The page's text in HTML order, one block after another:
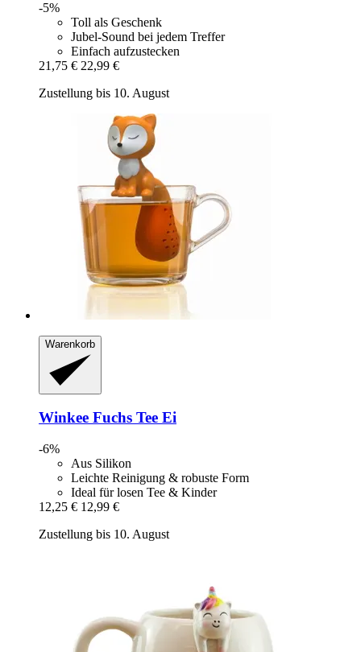
-5%
Toll als Geschenk
Jubel-Sound bei jedem Treffer
Einfach aufzustecken
21,75 € 22,99 €
Zustellung bis 10. August
Warenkorb
Winkee Fuchs Tee Ei
-6%
Aus Silikon
Leichte Reinigung & robuste Form
Ideal für losen Tee & Kinder
12,25 € 12,99 €
Zustellung bis 10. August